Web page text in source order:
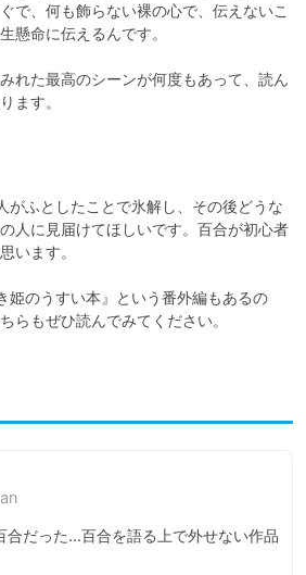
で、何も飾らない裸の心で、伝えないこ
懸命に伝えるんです。
れた最高のシーンが何度もあって、読ん
ます。
がふとしたことで氷解し、その後どうな
人に見届けてほしいです。百合が初心者
います。
姫のうすい本』という番外編もあるの
らもぜひ読んでみてください。
合だった...百合を語る上で外せない作品